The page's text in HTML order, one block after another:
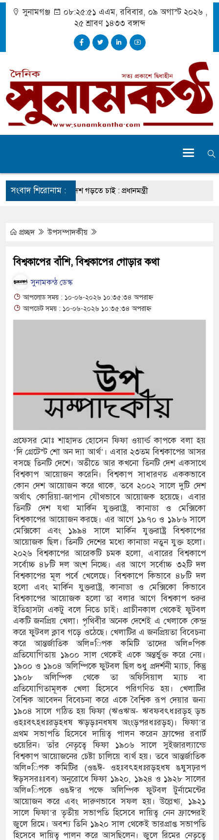
সুনামগঞ্জ ০৮:২৫:৫২ এএম, রবিবার, ০৯ অগাস্ট ২০২৬ ,
২৫ শ্রাবণ ১৪৩৩ বঙ্গাব্দ
সংবাদ শিরোনাম :
সুন্দর বাংলাদেশ গড়তে চাই : প্রধানমন্ত্রী
ভারতে পাচার, গুয়াহাটি ক্যাম্পে মানবেতর
কর্ম ও দর্শন নিয়ে সাহিত্য আড্ডা
অভ্যন্তরীণ বিরোধ তুঙ্গে
দিরাই-শাল্লার উন্নয়ন করতে চাই : এমপি
লোডশেডিং, ক্ষুব্ধ গ্রাহক
আহতদের চিকিৎসা নিশ্চিতের নির্দেশ
দিবস পালিত
যেন ময়লার ভাগাড়
অব্যাহত : অস্তিত্ব সংকটে বাউসা-কেশবপুর গ্রাম
নিয়ে চলাচল
অনিশ্চয়তায় হাওরের শত শত শিক্ষার্থীর
রফিকুল ইসলামের প্রতিপক্ষের সব অভিযোগ
দিবস
চুলা জ্বলে না, পাম্পে দীর্ঘ লাইন
প্রচ্ছদ উপসম্পাদকীয়
বিশ্বকাপের বাঁশি, বিশ্বকাপের গোড়ার কথা
সুনামকন্ঠ ডেস্ক
আপলোড সময় : ১০-০৬-২০২৬ ১০:৩৫:৩৪ অপরাহ্ন
আপডেট সময় : ১০-০৬-২০২৬ ১০:৩৫:৩৪ অপরাহ্ন
প্রফেসর মোঃ শাহাদত হোসেন ফিফা ওয়ার্ল্ড কাপকে বলা হয়
‘দি গ্রেটেস্ট শো অন দ্যা আর্থ’। এবার ২৩তম বিশ্বকাপের আসর
বসছে তিনটি দেশে। অতীতে আর কখনো তিনটি দেশ একসাথে
বিশ্বকাপ আয়োজন করেনি। বিশ্বকাপ সাধারণত এককভাবে
কোন দেশ আয়োজন করে থাকে, তবে ২০০২ সালে দুটি দেশ
অর্থাৎ কোরিয়া-জাপান যৌথভাবে আয়োজক হয়েছে। এবার
তিনটি দেশ যথা মার্কিন যুক্তরাষ্ট্র, কানাডা ও মেক্সিকো
বিশ্বকাপের আয়োজন করছে। এর আগে ১৯৭০ ও ১৯৮৬ সালে
মেক্সিকো এবং ১৯৯৪ সালে মার্কিন যুক্তরাষ্ট্র বিশ্বকাপের
আয়োজক ছিল। তিনটি দেশের মধ্যে কানাডা নতুন যুক্ত হলো।
২০২৬ বিশ্বকাপের আরেকটি চমক হলো, এবারের বিশ্বকাপে
সর্বোচ্চ ৪৮টি দল অংশ নিচ্ছে। এর আগে সর্বোচ্চ ৩২টি দল
বিশ্বকাপের মূল পর্বে খেলেছে। বিশ্বকাপে কিভাবে ৪৮টি দল
হলো এবং মার্কিন যুক্তরাষ্ট্র, কানাডা ও মেক্সিকো কিভাবে
বিশ্বকাপের আয়োজক হলো তা বলার আগে বিশ্বকাপ শুরুর
ইতিহাসটা একটু বলে নিতে চাই। প্রাচীনকাল থেকেই ফুটবল
একটি জনপ্রিয় খেলা। পৃথিবীর অনেক দেশেই এ খেলাকে কেন্দ্র
করে ফুটবল ক্লাব গড়ে ওঠেছে। খেলাটির এ জনপ্রিয়তা বিবেচনা
করে আন্তর্জাতিক অলি¤িপক কমিটি তাদের অলি¤িপক
প্রতিযোগিতায় ১৯০০ সাল থেকেই একে অন্তর্ভুক্ত করে নেয়।
১৯০০ ও ১৯০৪ অলিম্পিকে ফুটবল ছিল শুধু প্রদর্শনী ম্যাচ, কিন্তু
১৯০৮ অলিম্পিক থেকে তা অফিসিয়াল ম্যাচ বা
প্রতিযোগিতামূলক খেলা হিসেবে পরিগণিত হয়। খেলাটির
বৈশ্বিক আবেদন বিবেচনা করে একে বৈশ্বিক রূপ দেয়ার জন্য
১৯০৪ সালে গঠিত হয় ফিফা (ঋওঋঅ- ঋবফবৎধঃরড়হ ড়ভ
ওহঃবৎহধঃরড়হধষ ঋড়ড়ঃনধষষ অংংড়পরধঃরড়হ)। ফিফা’র
প্রথম সভাপতি হিসেবে দায়িত্ব পালন করেন ফ্রান্সের রবার্ট
গুয়েরিন। তাঁর নেতৃত্বে ফিফা ১৯০৬ সালে সুইজারল্যান্ডে
বিশ্বকাপ আয়োজনের চেষ্টা চালিয়ে ব্যর্থ হয়। তবে আন্তর্জাতিক
অলি¤িপক কমিটির (ওঙঈ- ওহঃবৎহধঃরড়হধষ ঙষুসঢ়রপ
ঈড়সসরঃঃবব) অনুরোধে ফিফা ১৯২০, ১৯২৪ ও ১৯২৮ সালের
অলি¤িপকে ওঙঈ’র পক্ষে অলিম্পিক ফুটবল টুর্নামেন্টের
আয়োজন করে এবং দারুণভাবে সফল হয়। উল্লেখ্য, ১৯২১
সালে ফিফা’র তৃতীয় সভাপতি হিসেবে দায়িত্ব নেন ফ্রান্সেরই
জুলে রিমে। অবশ্য তিনি ১৯২০ সাল থেকেই ভারপ্রাপ্ত সভাপতি
হিসেবে দায়িত্ব পালন করে আসছিলেন। জুলে রিমের নেতৃত্বে